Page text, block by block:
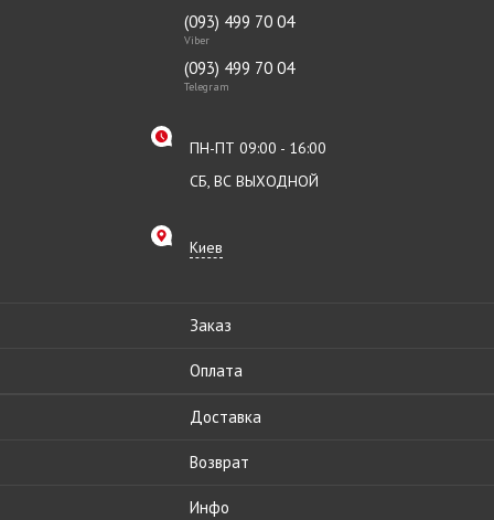
(093) 499 70 04
Viber
(093) 499 70 04
Telegram
ПН-ПТ 09:00 - 16:00
СБ, ВС ВЫХОДНОЙ
Киев
Заказ
Оплата
Доставка
Возврат
Инфо